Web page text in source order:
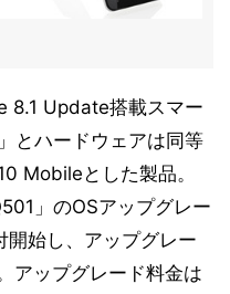
8.1 Update搭載スマー
とハードウェアは同等
Mobileとした製品。
」のOSアップグレー
開始し、アップグレー
アップグレード料金は